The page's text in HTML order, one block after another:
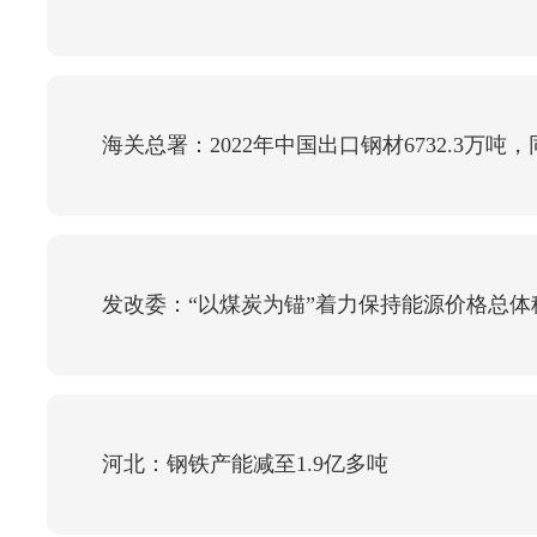
海关总署：2022年中国出口钢材6732.3万吨，
发改委：“以煤炭为锚”着力保持能源价格总体
河北：钢铁产能减至1.9亿多吨